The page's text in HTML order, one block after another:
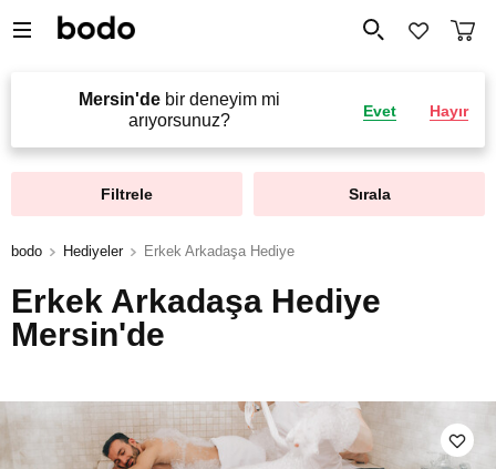
Mersin'debir deneyim mi
arıyorsunuz?
Evet Hayır
Filtrele Sırala
bodo Hediyeler Erkek Arkadaşa Hediye
Erkek Arkadaşa Hediye
Mersin'de